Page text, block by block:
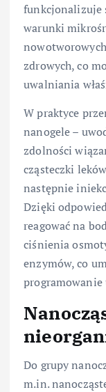
funkcjonalizuje
warunki
zdrowych, co
uwalniania
W praktyce
nanogele –
zdolności
cząsteczki
następnie
Dzięki
reagować na
ciśnienia
enzymów, co
Do grupy
m.in.